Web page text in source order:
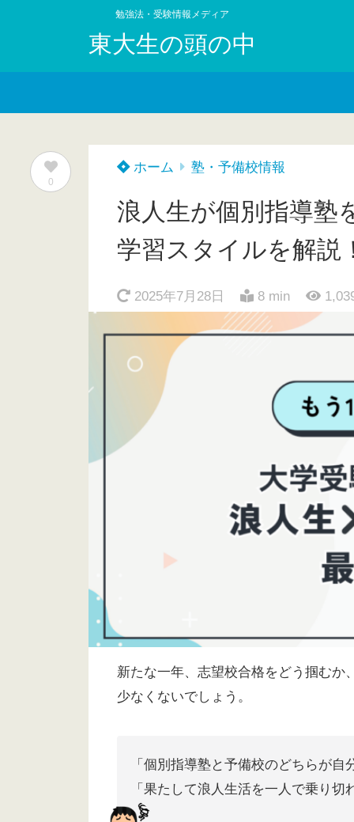
勉強法・受験情報メディア
東大生の頭の中
0
ホーム 塾・予備校情報
浪人生が個別指導塾
学習スタイルを解説
2025年7月28日 8 min
新たな一年、志望校合格をどう掴むか
少なくないでしょう。
「個別指導塾と予備校のどちらが
「果たして浪人生活を一人で乗り切